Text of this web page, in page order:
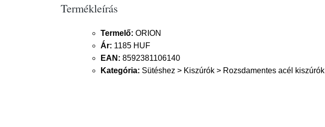
Termékleírás
Termelő: ORION
Ár: 1185 HUF
EAN: 8592381106140
Kategória: Sütéshez > Kiszúrók > Rozsdamentes acél kiszúrók